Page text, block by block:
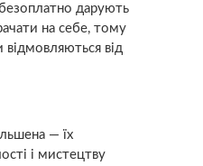
дарують
на себе, тому
відмовляються від
— їх
і мистецтву